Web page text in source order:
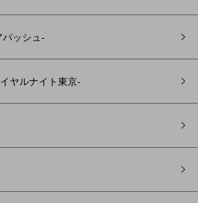
ッシュ‐
ヤルナイト東京-